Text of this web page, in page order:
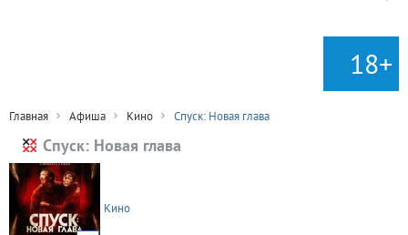
18+
Главная Афиша Кино Спуск: Новая глава
Спуск: Новая глава
Кино